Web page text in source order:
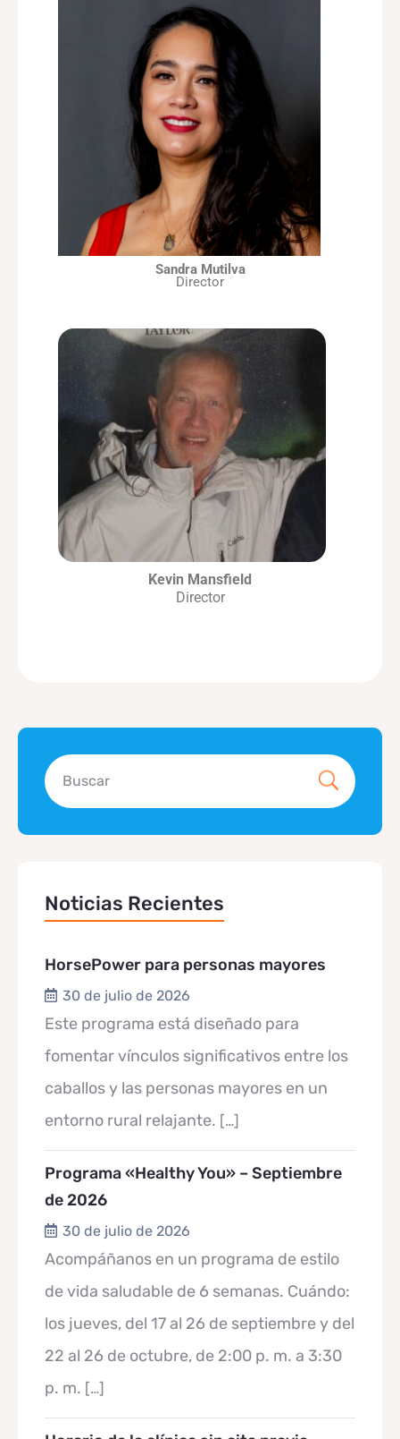
Sandra Mutilva
Director
Kevin Mansfield
Director
Noticias Recientes
HorsePower para personas mayores
30 de julio de 2026
Este programa está diseñado para
fomentar vínculos significativos entre los
caballos y las personas mayores en un
entorno rural relajante. […]
Programa «Healthy You» – Septiembre
de 2026
30 de julio de 2026
Acompáñanos en un programa de estilo
de vida saludable de 6 semanas. Cuándo:
los jueves, del 17 al 26 de septiembre y del
22 al 26 de octubre, de 2:00 p. m. a 3:30
p. m. […]